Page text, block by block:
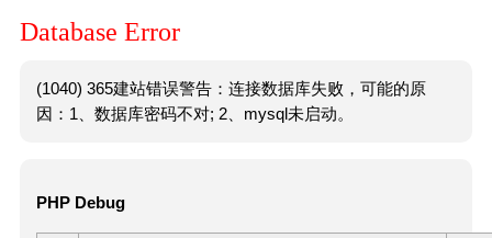
Database Error
(1040) 365建站错误警告：连接数据库失败，可能的原
因：1、数据库密码不对; 2、mysql未启动。
PHP Debug